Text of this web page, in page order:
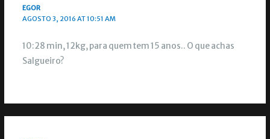
EGOR
AGOSTO 3, 2016 AT 10:51 AM
10:28 min, 12kg, para quem tem 15 anos.. O que achas
Salgueiro?